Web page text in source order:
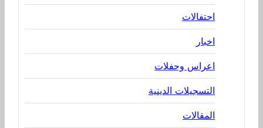
احتفالات
اخبار
اعراس وحفلات
التسجيلات الدينية
المقالات